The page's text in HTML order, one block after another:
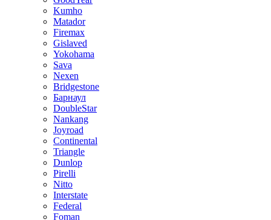
Kumho
Matador
Firemax
Gislaved
Yokohama
Sava
Nexen
Bridgestone
Барнаул
DoubleStar
Nankang
Joyroad
Continental
Triangle
Dunlop
Pirelli
Nitto
Interstate
Federal
Foman